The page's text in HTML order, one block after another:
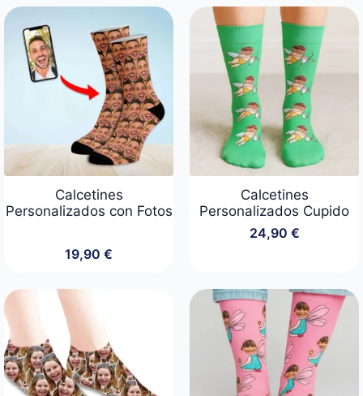
original
era:
24,90 €.
actual
es:
19,90 €.
Calcetines
Personalizados con Fotos
19,90 €
Calcetines
Personalizados Cupido
24,90 €